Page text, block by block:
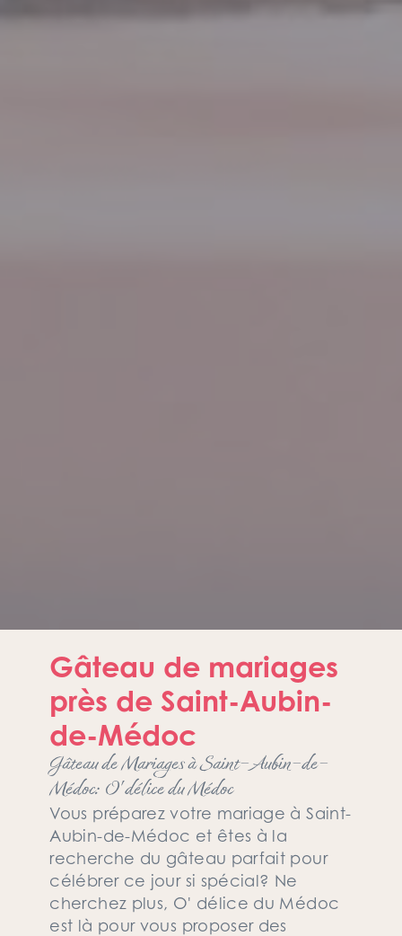
Gâteau de mariages
près de Saint-Aubin-
de-Médoc
Gâteau de Mariages à Saint-Aubin-de-
Médoc: O' délice du Médoc
Vous préparez votre mariage à Saint-
Aubin-de-Médoc et êtes à la
recherche du gâteau parfait pour
célébrer ce jour si spécial? Ne
cherchez plus, O' délice du Médoc
est là pour vous proposer des